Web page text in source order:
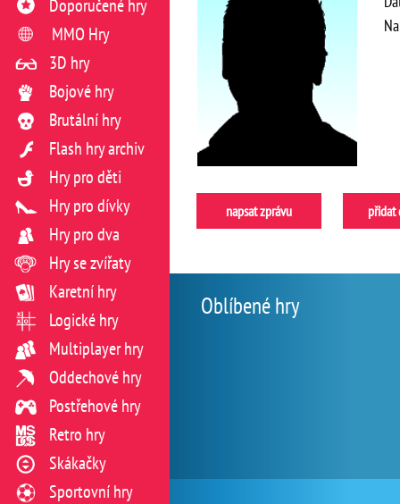
napsat zprávu přidat
Oblíbené hry
Doporučené hry
MMO Hry
3D hry
Bojové hry
Brutální hry
Flash hry archiv
Hry pro děti
Hry pro dívky
Hry pro dva
Hry se zvířaty
Karetní hry
Logické hry
Multiplayer hry
Oddechové hry
Postřehové hry
Retro hry
Skákačky
Sportovní hry